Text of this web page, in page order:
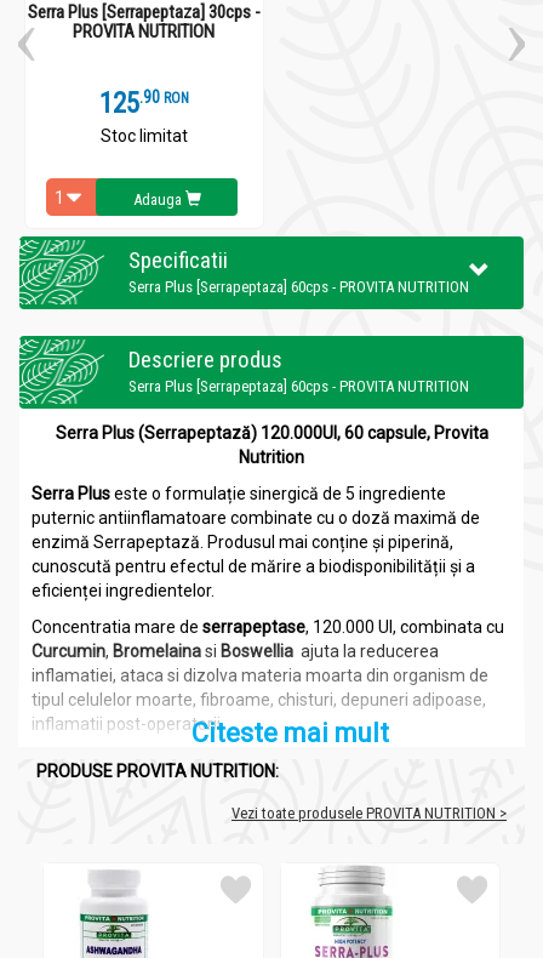
Serra Plus [Serrapeptaza] 30cps -
PROVITA NUTRITION
125.9 RON
Stoc limitat
Adauga
Specificatii
Serra Plus [Serrapeptaza] 60cps - PROVITA NUTRITION
Descriere produs
Serra Plus [Serrapeptaza] 60cps - PROVITA NUTRITION
Serra Plus (Serrapeptază) 120.000UI, 60 capsule, Provita
Nutrition
Serra Pluseste o formulație sinergică de 5 ingrediente
puternic antiinflamatoare combinate cu o doză maximă de
enzimă Serrapeptază. Produsul mai conține și piperină,
cunoscută pentru efectul de mărire a biodisponibilității și a
eficienței ingredientelor.
Concentratia mare de serrapeptase, 120.000 UI, combinata cu
Curcumin, Bromelainasi Boswellia ajuta la reducerea
inflamatiei, ataca si dizolva materia moarta din organism de
tipul celulelor moarte, fibroame, chisturi, depuneri adipoase,
inflamatii post-operatorii.
Serapeptazadigera tesuturile moarte, cheagurile de sange,
artere precum si toate formele de inflamatie. Unele studii
fibroasa. Alte studii au demonstrat capacitatea serapeptazei
de a reduce placile aterosclerotice pana la eliminarea venelor
varicoase si a blocajelor care cauzeaza tromboflebita.
Citeste mai mult
PRODUSE PROVITA NUTRITION:
Vezi toate produsele PROVITA NUTRITION >